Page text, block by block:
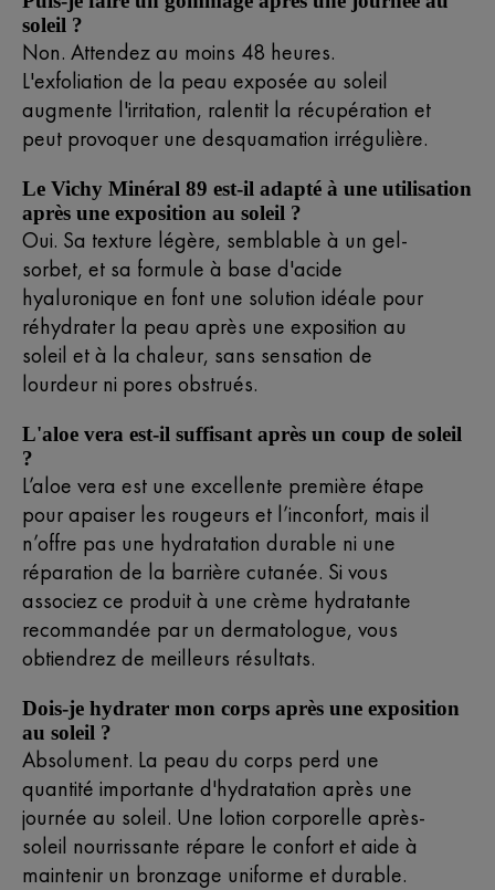
soleil ?
Non. Attendez au moins 48 heures.
L'exfoliation de la peau exposée au soleil
augmente l'irritation, ralentit la récupération et
peut provoquer une desquamation irrégulière.
Le Vichy Minéral 89 est-il adapté à une utilisation
après une exposition au soleil ?
Oui. Sa texture légère, semblable à un gel-
sorbet, et sa formule à base d'acide
hyaluronique en font une solution idéale pour
réhydrater la peau après une exposition au
soleil et à la chaleur, sans sensation de
lourdeur ni pores obstrués.
L'aloe vera est-il suffisant après un coup de soleil
?
L’aloe vera est une excellente première étape
pour apaiser les rougeurs et l’inconfort, mais il
n’offre pas une hydratation durable ni une
réparation de la barrière cutanée. Si vous
associez ce produit à une crème hydratante
recommandée par un dermatologue, vous
obtiendrez de meilleurs résultats.
Dois-je hydrater mon corps après une exposition
au soleil ?
Absolument. La peau du corps perd une
quantité importante d'hydratation après une
journée au soleil. Une lotion corporelle après-
soleil nourrissante répare le confort et aide à
maintenir un bronzage uniforme et durable.